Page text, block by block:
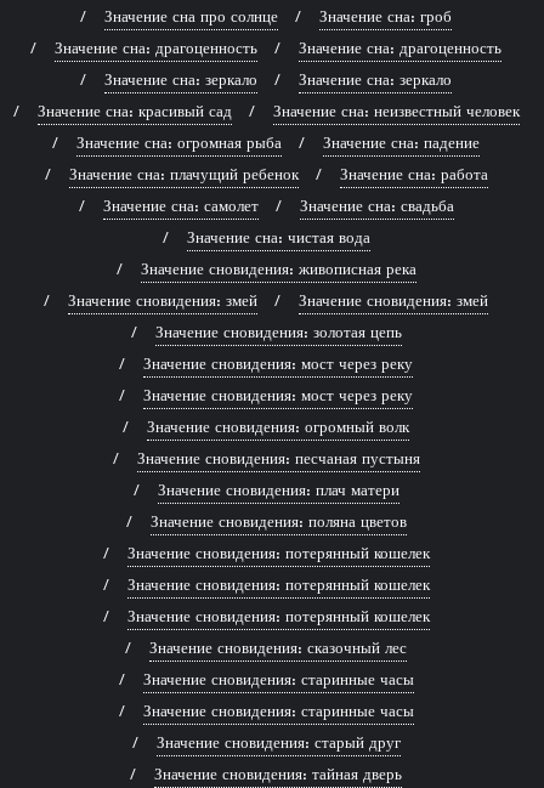
Значение сна про солнце
Значение сна: гроб
Значение сна: драгоценность
Значение сна: драгоценность
Значение сна: зеркало
Значение сна: зеркало
Значение сна: красивый сад
Значение сна: неизвестный человек
Значение сна: огромная рыба
Значение сна: падение
Значение сна: плачущий ребенок
Значение сна: работа
Значение сна: самолет
Значение сна: свадьба
Значение сна: чистая вода
Значение сновидения: живописная река
Значение сновидения: змей
Значение сновидения: змей
Значение сновидения: золотая цепь
Значение сновидения: мост через реку
Значение сновидения: мост через реку
Значение сновидения: огромный волк
Значение сновидения: песчаная пустыня
Значение сновидения: плач матери
Значение сновидения: поляна цветов
Значение сновидения: потерянный кошелек
Значение сновидения: потерянный кошелек
Значение сновидения: потерянный кошелек
Значение сновидения: сказочный лес
Значение сновидения: старинные часы
Значение сновидения: старинные часы
Значение сновидения: старый друг
Значение сновидения: тайная дверь